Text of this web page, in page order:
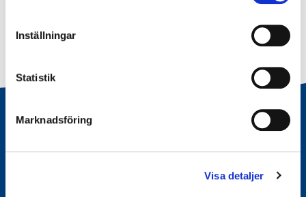
Inställningar
Statistik
Marknadsföring
Visa detaljer